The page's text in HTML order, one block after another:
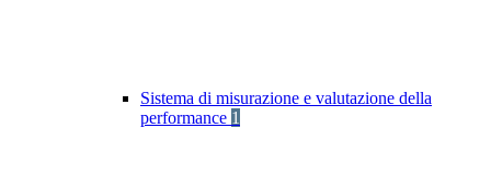
Sistema di misurazione e valutazione della
performance 1